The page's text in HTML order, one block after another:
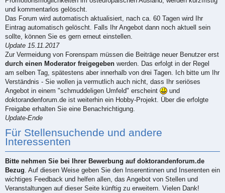
und kommentarlos gelöscht.
Das Forum wird automatisch aktualisiert, nach ca. 60 Tagen wird Ihr
Eintrag automatisch gelöscht. Falls Ihr Angebot dann noch aktuell sein
sollte, können Sie es gern erneut einstellen.
Update 15.11.2017
Zur Vermeidung von Forenspam müssen die Beiträge neuer Benutzer erst
durch einen Moderator freigegeben werden. Das erfolgt in der Regel
am selben Tag, spätestens aber innerhalb von drei Tagen. Ich bitte um Ihr
Verständnis - Sie wollen ja vermutlich auch nicht, dass Ihr seriöses
Angebot in einem "schmuddeligen Umfeld" erscheint
und
doktorandenforum.de ist weiterhin ein Hobby-Projekt. Über die erfolgte
Freigabe erhalten Sie eine Benachrichtigung.
Update-Ende
Für Stellensuchende und andere
Interessenten
Bitte nehmen Sie bei Ihrer Bewerbung auf doktorandenforum.de
Bezug. Auf diesen Weise geben Sie den Inserentinnen und Inserenten ein
wichtiges Feedback und helfen allen, das Angebot von Stellen und
Veranstaltungen auf dieser Seite künftig zu erweitern. Vielen Dank!